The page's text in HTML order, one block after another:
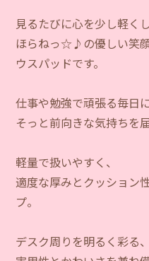
見るたびに心を少し軽く
ほらねっ☆♪の優しい笑
ウスパッドです。
仕事や勉強で頑張る毎日に
そっと前向きな気持ちを
軽量で扱いやすく、
適度な厚みとクッション
プ。
デスク周りを明るく彩る、